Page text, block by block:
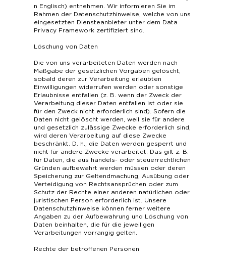
n Englisch) entnehmen. Wir informieren Sie im
Rahmen der Datenschutzhinweise, welche von uns
eingesetzten Diensteanbieter unter dem Data
Privacy Framework zertifiziert sind.
Löschung von Daten
Die von uns verarbeiteten Daten werden nach
Maßgabe der gesetzlichen Vorgaben gelöscht,
sobald deren zur Verarbeitung erlaubten
Einwilligungen widerrufen werden oder sonstige
Erlaubnisse entfallen (z. B. wenn der Zweck der
Verarbeitung dieser Daten entfallen ist oder sie
für den Zweck nicht erforderlich sind). Sofern die
Daten nicht gelöscht werden, weil sie für andere
und gesetzlich zulässige Zwecke erforderlich sind,
wird deren Verarbeitung auf diese Zwecke
beschränkt. D. h., die Daten werden gesperrt und
nicht für andere Zwecke verarbeitet. Das gilt z. B.
für Daten, die aus handels- oder steuerrechtlichen
Gründen aufbewahrt werden müssen oder deren
Speicherung zur Geltendmachung, Ausübung oder
Verteidigung von Rechtsansprüchen oder zum
Schutz der Rechte einer anderen natürlichen oder
juristischen Person erforderlich ist. Unsere
Datenschutzhinweise können ferner weitere
Angaben zu der Aufbewahrung und Löschung von
Daten beinhalten, die für die jeweiligen
Verarbeitungen vorrangig gelten.
Rechte der betroffenen Personen